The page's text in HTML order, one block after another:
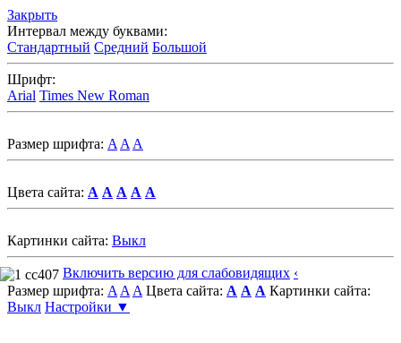
Закрыть
Интервал между буквами:
Стандартный Средний Большой
Шрифт:
Arial Times New Roman
Размер шрифта: A A A
Цвета сайта: A A A A A
Картинки сайта: Выкл
Включить версию для слабовидящих ‹
Размер шрифта: A A A Цвета сайта: A A A Картинки сайта:
Выкл Настройки ▼